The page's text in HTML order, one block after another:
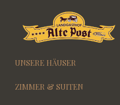
UNSERE HÄUSER
ZIMMER & SUITEN